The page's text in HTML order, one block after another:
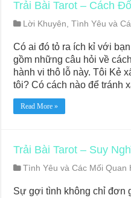
Trải Bài Tarot – Cách
Lời Khuyên,Tình Yêu và
Có ai đó tỏ ra ích kỉ với
gồm những câu hỏi về
hành vi thô lỗ này. Tôi Kẻ
tôi? Có cách nào để tránh
Read More »
Trải Bài Tarot – Suy
Tình Yêu và Các Mối Quan
Sự gợi tình không chỉ đơn